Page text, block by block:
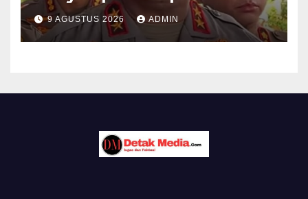
Dilindungi UU,Pelaku Anarkis
di Kantor PT Timah Diproses
Hukum
9 AGUSTUS 2026 ADMIN